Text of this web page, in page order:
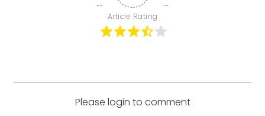
Article Rating
Please login to comment